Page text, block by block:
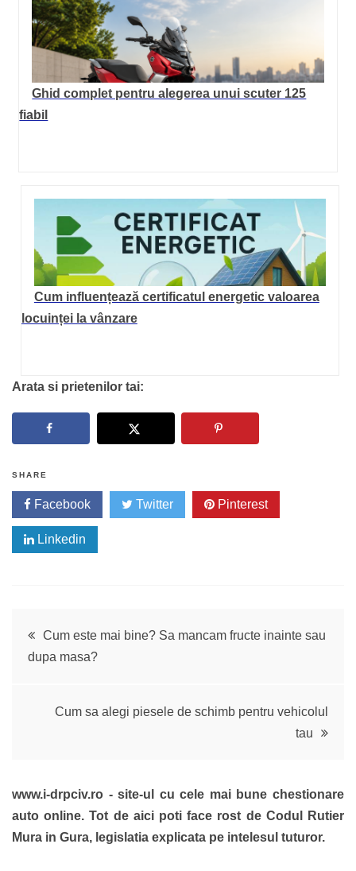
Ghid complet pentru alegerea unui scuter 125
fiabil
Cum influențează certificatul energetic valoarea
locuinței la vânzare
Arata si prietenilor tai:
SHARE
Facebook Twitter Pinterest
Linkedin
Navigare
articole
Cum este mai bine? Sa mancam fructe inainte sau
dupa masa?
Cum sa alegi piesele de schimb pentru vehicolul
tau
www.i-drpciv.ro - site-ul cu cele mai bune chestionare
auto online. Tot de aici poti face rost de Codul Rutier
Mura in Gura, legislatia explicata pe intelesul tuturor.